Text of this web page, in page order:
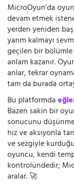
MicroOyun’da
devam etmek
yerden yeniden
yarım kalmayı
geçilen bir
anlam kazanır.
anlar, tekrar
tam da burada
Bu platformda
Bazen sakin bir
sonucunu
hız ve aksiyonla
ve sezgiyle
oyuncu, kendi
kontrolündedir;
aralar. 🚀